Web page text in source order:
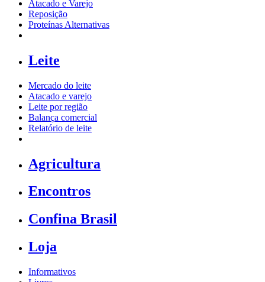
Atacado e Varejo
Reposição
Proteínas Alternativas
Leite
Mercado do leite
Atacado e varejo
Leite por região
Balança comercial
Relatório de leite
Agricultura
Encontros
Confina Brasil
Loja
Informativos